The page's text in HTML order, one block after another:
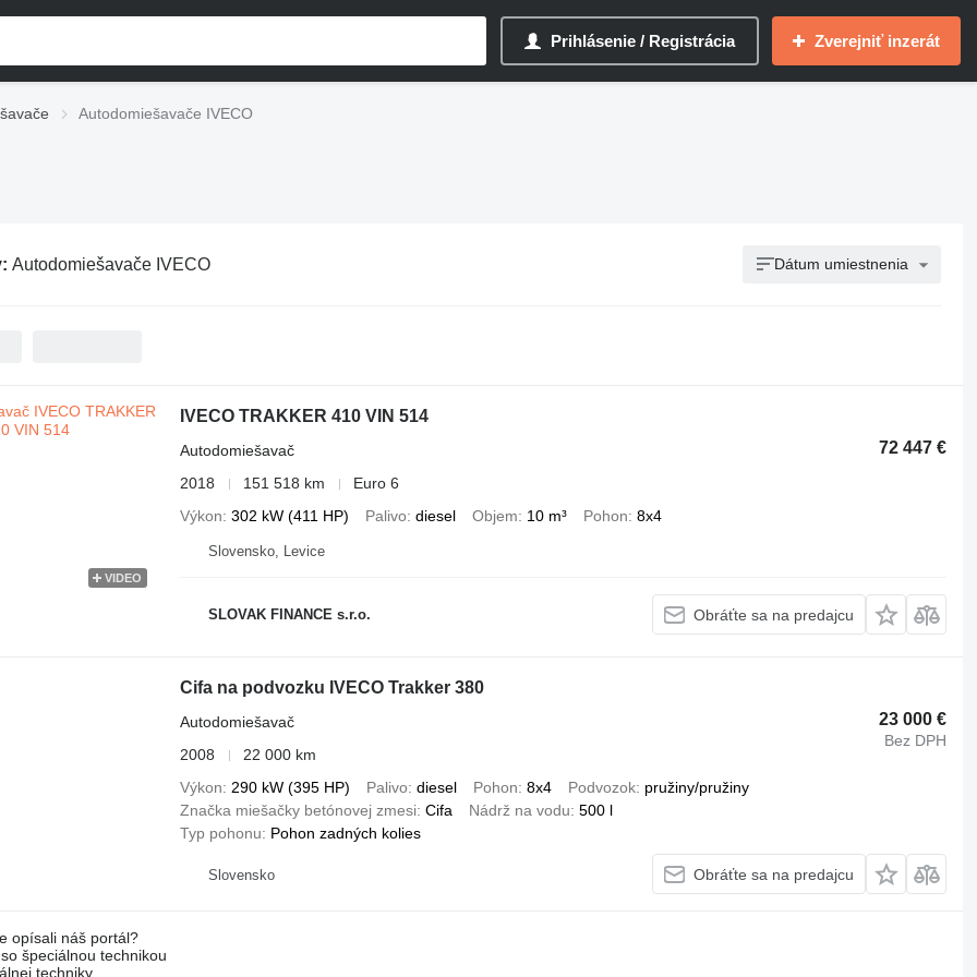
Prihlásenie / Registrácia Zverejniť inzerát
Autodomiešavače IVECO
Autodomiešavače IVECO Dátum umiestnenia
VIDEO
IVECO TRAKKER 410 VIN 514
72 447 €
Autodomiešavač
2018
151 518 km
Euro 6
Výkon 302 kW (411 HP) Palivo diesel Objem 10 m³ Pohon 8x4
Slovensko, Levice
SLOVAK FINANCE s.r.o. Obráťte sa na predajcu
Cifa na podvozku IVECO Trakker 380
23 000 €
Bez DPH
Autodomiešavač
2008
22 000 km
Výkon
290 kW (395 HP) Palivo diesel Pohon 8x4 Podvozok pružiny/pružiny
Značka miešačky betónovej zmesi Cifa Nádrž na vodu 500 l
Typ pohonu
Pohon zadných kolies
Slovensko Obráťte sa na predajcu
opísali náš portál?
špeciálnou technikou
techniky